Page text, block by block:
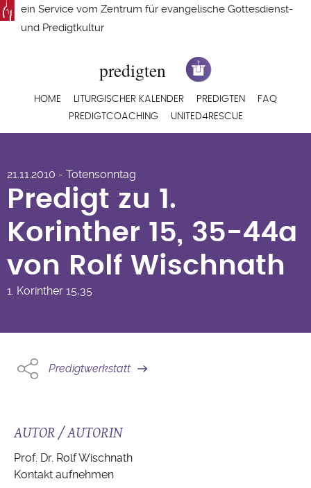
Direkt
zum
ein Service vom Zentrum für evangelische Gottesdienst-
und Predigtkultur
Hauptnavigation
HOME LITURGISCHER KALENDER PREDIGTEN
FAQ
PREDIGTCOACHING
UNITED4RESCUE
Korinther 15, 35-44a
von Rolf Wischnath
21.11.2010 - Totensonntag
Predigt zu 1.
Korinther 15, 35-44a
von Rolf Wischnath
1. Korinther 15,35
Predigtwerkstatt
AUTOR / AUTORIN
Prof. Dr. Rolf Wischnath
Kontakt aufnehmen